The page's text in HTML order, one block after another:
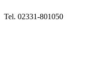
Tel. 02331-801050